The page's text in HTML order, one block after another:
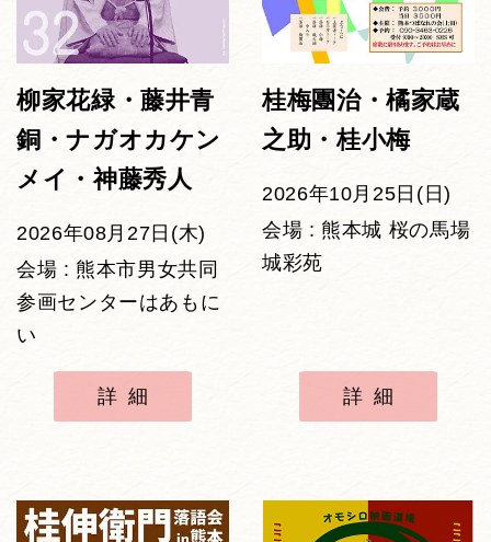
柳家花緑・藤井青
銅・ナガオカケン
メイ・神藤秀人
2026年08月27日(木)
会場 : 熊本市男女共同
参画センターはあもに
い
詳細
桂梅團治・橘家蔵
之助・桂小梅
2026年10月25日(日)
会場 : 熊本城 桜の馬場
城彩苑
詳細